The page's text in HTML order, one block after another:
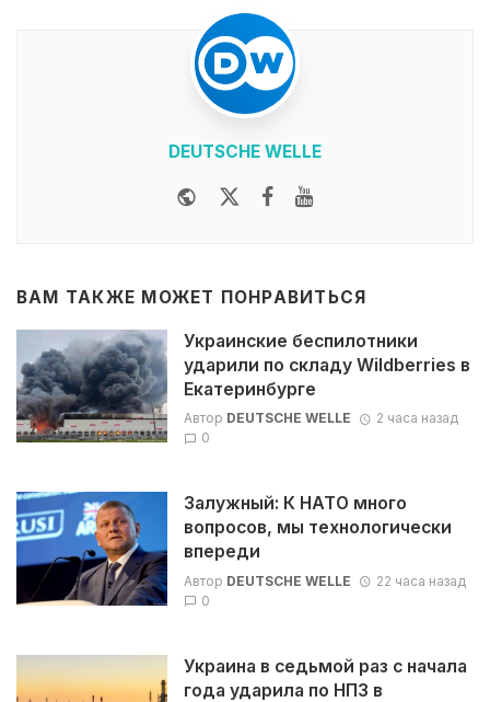
DEUTSCHE WELLE
WebsiteTwitterFacebook
ВАМ ТАКЖЕ МОЖЕТ ПОНРАВИТЬСЯ
Украинские беспилотники
ударили по складу Wildberries в
Екатеринбурге
Автор DEUTSCHE WELLE
2 часа назад
0
Залужный: К НАТО много
вопросов, мы технологически
впереди
Автор DEUTSCHE WELLE
22 часа назад
0
Украина в седьмой раз с начала
года ударила по НПЗ в